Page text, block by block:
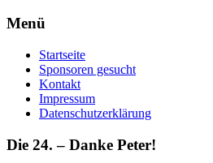
Menü
Startseite
Sponsoren gesucht
Kontakt
Impressum
Datenschutzerklärung
Die 24. – Danke Peter!